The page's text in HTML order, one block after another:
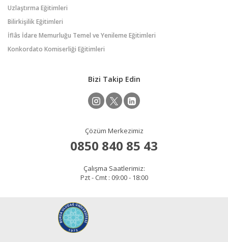
Uzlaştırma Eğitimleri
Bilirkişilik Eğitimleri
İflâs İdare Memurluğu Temel ve Yenileme Eğitimleri
Konkordato Komiserliği Eğitimleri
Bizi Takip Edin
Çözüm Merkezimiz
0850 840 85 43
Çalışma Saatlerimiz:
Pzt - Cmt : 09:00 - 18:00